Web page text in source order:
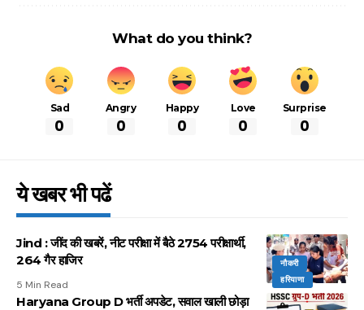
What do you think?
Sad
0
Angry
0
Happy
0
Love
0
Surprise
0
ये खबर भी पढें
नौकरी
हरियाणा
Jind : जींद की खबरें, नीट परीक्षा में बैठे 2754 परीक्षार्थी,
264 गैर हाजिर
5 Min Read
Haryana Group D भर्ती अपडेट, सवाल खाली छोड़ा